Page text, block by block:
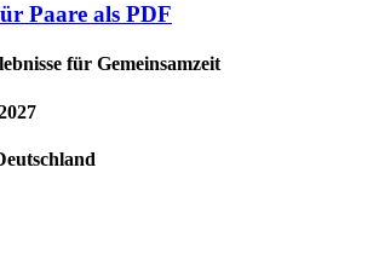
Paare als PDF
für Gemeinsamzeit